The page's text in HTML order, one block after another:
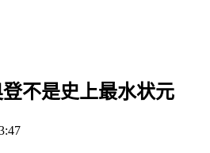
不是史上最水状元